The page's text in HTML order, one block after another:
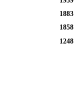
1883
1858
1248